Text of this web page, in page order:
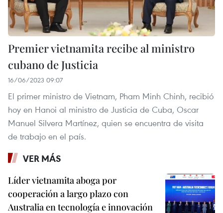
Premier vietnamita recibe al ministro
cubano de Justicia
16/06/2023 09:07
El primer ministro de Vietnam, Pham Minh Chinh, recibió
hoy en Hanoi al ministro de Justicia de Cuba, Oscar
Manuel Silvera Martínez, quien se encuentra de visita
de trabajo en el país.
VER MÁS
Líder vietnamita aboga por
cooperación a largo plazo con
Australia en tecnología e innovación